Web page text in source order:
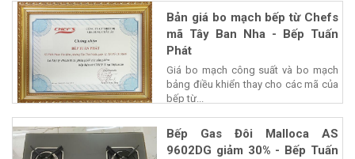
Bản giá bo mạch bếp từ Chefs
mã Tây Ban Nha - Bếp Tuấn
Phát
Giá bo mạch công suất và bo mạch
bảng điều khiển thay cho các mã của
bếp từ...
Bếp Gas Đôi Malloca AS
9602DG giảm 30% - Bếp Tuấn